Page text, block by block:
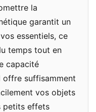
la
garantit un
essentiels, ce
temps tout en
capacité
offre suffisamment
vos objets
petits effets